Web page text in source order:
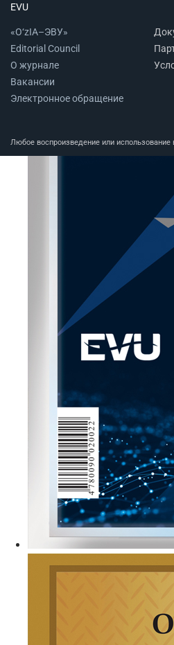
EVU
«O‘zIA–ЭВУ»
Editorial Council
О журнале
Вакансии
Электронное обращение
Любое воспроизведение или